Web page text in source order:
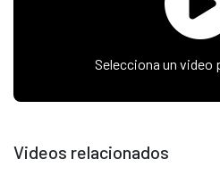
Selecciona un video
Videos relacionados